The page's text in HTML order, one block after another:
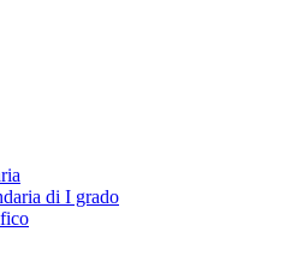
di I grado